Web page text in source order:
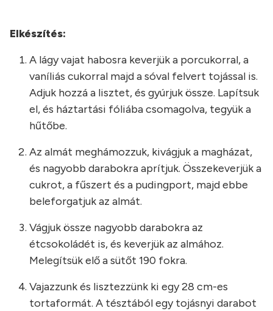
Elkészítés:
A lágy vajat habosra keverjük a porcukorral, a
vaníliás cukorral majd a sóval felvert tojással is.
Adjuk hozzá a lisztet, és gyúrjuk össze. Lapítsuk
el, és háztartási fóliába csomagolva, tegyük a
hűtőbe.
Az almát meghámozzuk, kivágjuk a magházat,
és nagyobb darabokra aprítjuk. Összekeverjük a
cukrot, a fűszert és a pudingport, majd ebbe
beleforgatjuk az almát.
Vágjuk össze nagyobb darabokra az
étcsokoládét is, és keverjük az almához.
Melegítsük elő a sütőt 190 fokra.
Vajazzunk és lisztezzünk ki egy 28 cm-es
tortaformát. A tésztából egy tojásnyi darabot